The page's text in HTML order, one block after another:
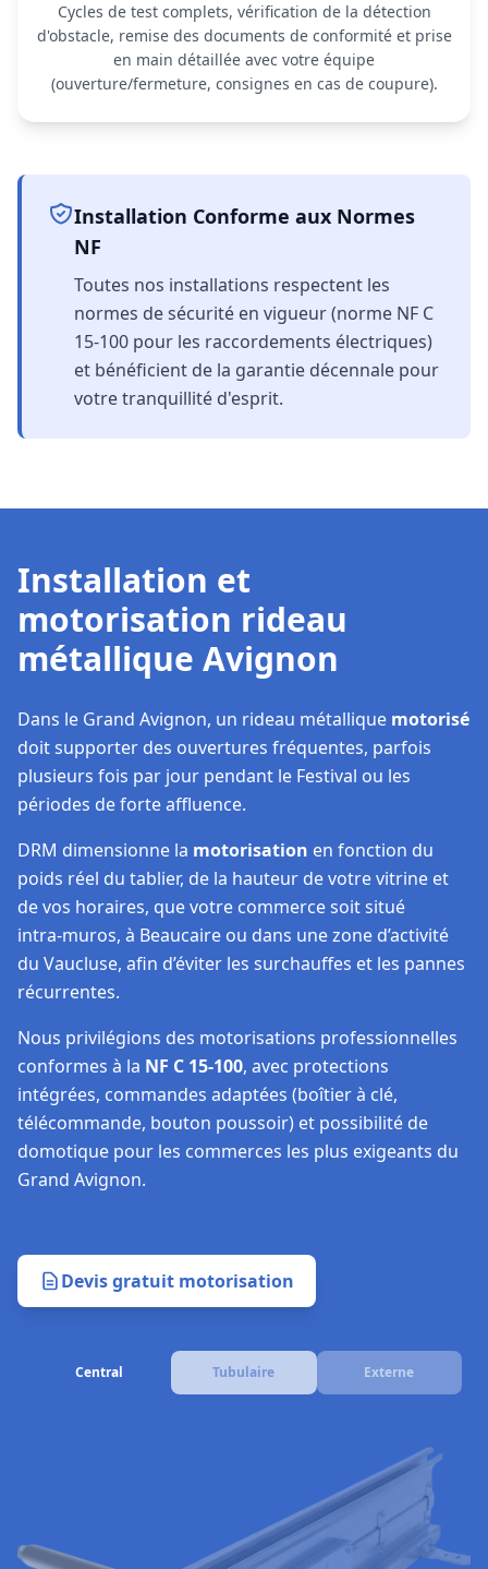
Cycles de test complets, vérification de la détection
d'obstacle, remise des documents de conformité et prise
en main détaillée avec votre équipe
(ouverture/fermeture, consignes en cas de coupure).
Installation Conforme aux Normes
NF
Toutes nos installations respectent les
normes de sécurité en vigueur (norme NF C
15-100 pour les raccordements électriques)
et bénéficient de la garantie décennale pour
votre tranquillité d'esprit.
Installation et
motorisation rideau
métallique Avignon
Dans le Grand Avignon, un rideau métallique motorisé
doit supporter des ouvertures fréquentes, parfois
plusieurs fois par jour pendant le Festival ou les
périodes de forte affluence.
DRM dimensionne la motorisation en fonction du
poids réel du tablier, de la hauteur de votre vitrine et
de vos horaires, que votre commerce soit situé
intra‑muros, à Beaucaire ou dans une zone d’activité
du Vaucluse, afin d’éviter les surchauffes et les pannes
récurrentes.
Nous privilégions des motorisations professionnelles
conformes à la NF C 15‑100, avec protections
intégrées, commandes adaptées (boîtier à clé,
télécommande, bouton poussoir) et possibilité de
domotique pour les commerces les plus exigeants du
Grand Avignon.
Devis gratuit motorisation
Central Tubulaire Externe